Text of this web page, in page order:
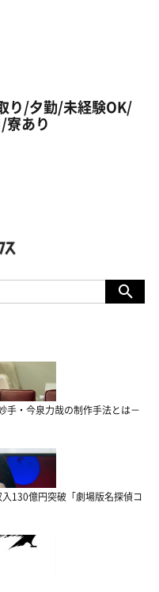
り/夕勤/未経験OK/
あり
手・今泉力哉の制作手法とは－
130億円突破「劇場版名探偵コ